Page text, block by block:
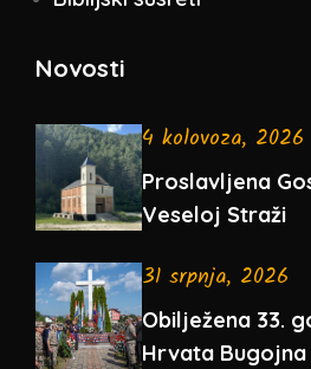
Novosti
4 kolovoza, 2026
Proslavljena
Veseloj Straži
31 srpnja, 2026
Obilježena 33.
Hrvata Bugojna